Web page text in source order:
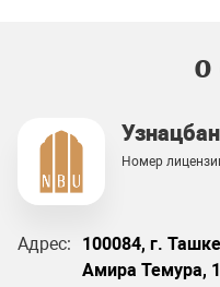
О
Номер
Адрес:
100084, г.
Амира Темура,